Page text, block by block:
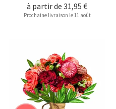
à partir de 31,95 €
Prochaine livraison le 11 août